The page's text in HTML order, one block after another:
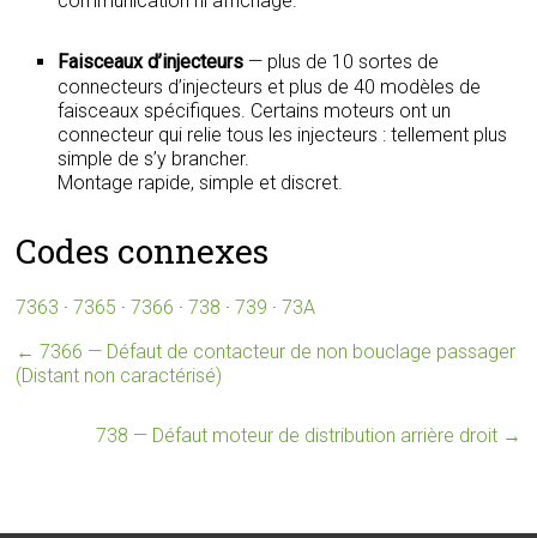
Faisceaux d’injecteurs — plus de 10 sortes de
connecteurs d’injecteurs et plus de 40 modèles de
faisceaux spécifiques. Certains moteurs ont un
connecteur qui relie tous les injecteurs : tellement plus
simple de s’y brancher.
Montage rapide, simple et discret.
Codes connexes
7363 ·7365 ·7366 ·738 ·739 ·73A
← 7366 — Défaut de contacteur de non bouclage passager
(Distant non caractérisé)
738 — Défaut moteur de distribution arrière droit →